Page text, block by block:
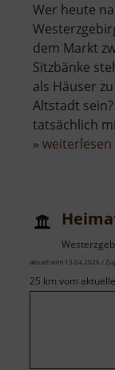
Wer heute
dem Markt
Sitzbänke
als Häuser
Altstadt
tatsächlich
» weiterlesen
aktuell vom 13.04.2026 /
25 km vom